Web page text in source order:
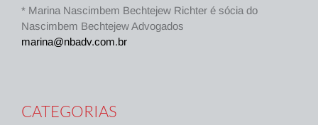
* Marina Nascimbem Bechtejew Richter é sócia do
Nascimbem Bechtejew Advogados
marina@nbadv.com.br
CATEGORIAS